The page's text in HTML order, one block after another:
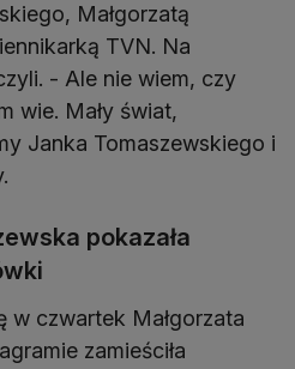
Małgorzatą
TVN. Na
- Ale nie wiem, czy
wie. Mały świat,
Janka Tomaszewskiego i
pokazała
w czwartek Małgorzata
zamieściła